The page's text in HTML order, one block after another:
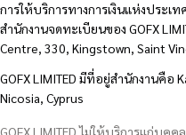
การให้บริการทางการเงินแห่งประเท
สำนักงานจดทะเบียนของ GOFX
Centre, 330, Kingstown, Saint
GOFX LIMITED มีที่อยู่สำนักงานคือ
Nicosia, Cyprus
GOFX LIMITED ไม่ให้บริการแก่บุ